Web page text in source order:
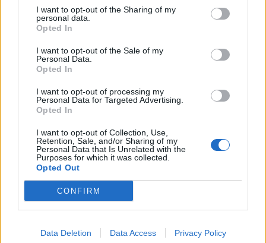
I want to opt-out of the Sharing of my
personal data.
Opted In
I want to opt-out of the Sale of my
Personal Data.
Opted In
I want to opt-out of processing my
Personal Data for Targeted Advertising.
Opted In
I want to opt-out of Collection, Use,
Retention, Sale, and/or Sharing of my
Personal Data that Is Unrelated with the
Purposes for which it was collected.
Opted Out
CONFIRM
Data Deletion Data Access Privacy Policy
„Tango” to konflikt między Arturem,
pragnącym żyć w ładzie i porządku, zgodnie
z zasadami, a jego rodzicami, Stomilem i
którzy obalili dawny kształt świata i
Przez ich działania Artur nie ma się przeciwko
czemu buntować, zatem wchodzi w konflikt
z rodzicami i domaga się przywrócenia
dawnych obyczajów i reguł. Kończy się to dla
o zmianę.